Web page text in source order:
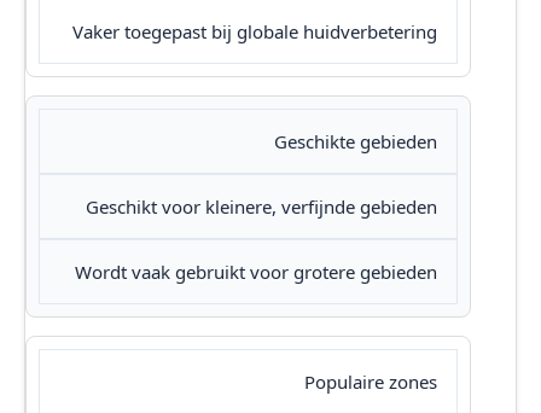
Vaker toegepast bij globale huidverbetering
Geschikte gebieden
Geschikt voor kleinere, verfijnde gebieden
Wordt vaak gebruikt voor grotere gebieden
Populaire zones